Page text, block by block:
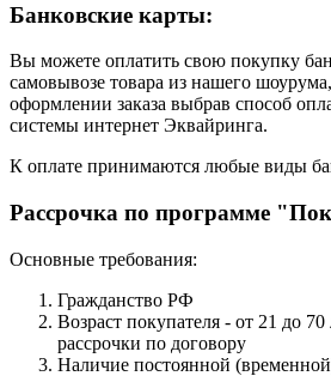
Банковские карты:
Вы можете оплатить свою покупку
самовывозе товара из нашего
оформлении заказа выбрав способ
системы интернет Эквайринга.
К оплате принимаются любые виды
Рассрочка по программе
Основные требования:
Гражданство РФ
Возраст покупателя - от 21 до
рассрочки по договору
Наличие постоянной